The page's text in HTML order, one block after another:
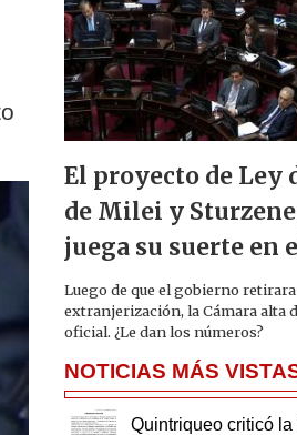
El proyecto de Ley
de Milei y
juega su suerte en
Luego de que el gobierno
extranjerización, la Cámara alta
oficial. ¿Le dan los números?
NOTICIAS MÁS
Quintriqueo criticó